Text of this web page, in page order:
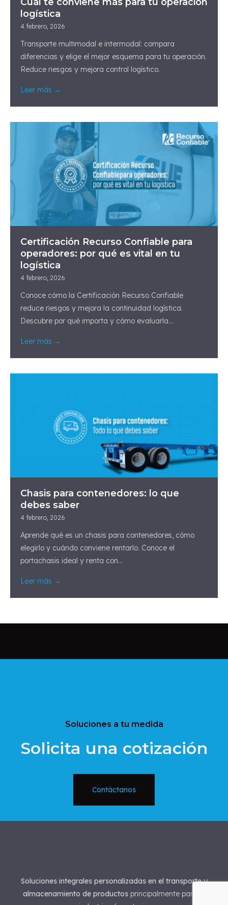
logística
4 febrero, 2026
Transporte multimodal e intermodal: compara
diferencias y elige el mejor esquema para tu operación.
Reduce riesgos y mejora control logístico.
Leer más →
Certificación Recurso Confiable para
operadores: por qué es vital en tu
logística
4 febrero, 2026
Conoce cómo la Certificación Recurso Confiable
reduce riesgos y mejora la continuidad logística.
Descubre por qué importa y cómo evaluarla...
Leer más →
Chasis para contenedores: lo que
debes saber
4 febrero, 2026
Aprende qué es un chasis para contenedores, cómo
elegirlo y cuándo conviene rentarlo. Conoce el
portachasis ideal y renta con...
Leer más →
Soluciones a tu medida
Solicita una cotización
Contáctanos
Soluciones integrales personalizadas en el transporte y
almacenamiento de productosprincipalmente para la